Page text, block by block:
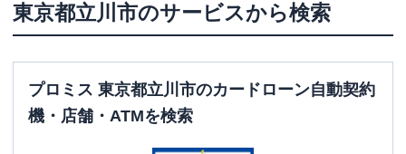
東京都立川市のサービスから検索
プロミス 東京都立川市のカードローン自動契約
機・店舗・ATMを検索